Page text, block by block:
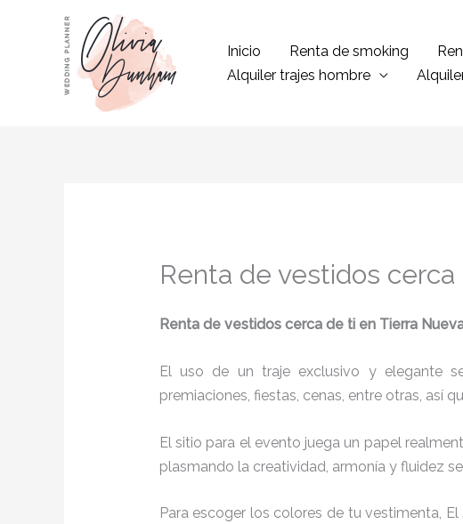
contenido
Inicio Renta de smoking
Alquiler trajes hombre
Renta de vestidos
Renta de vestidos cerca de ti en Tierra
El uso de un traje exclusivo y elegante
premiaciones, fiestas, cenas, entre otras, así
El sitio para el evento juega un papel
plasmando la creatividad, armonía y fluidez
Para escoger los colores de tu vestimenta, El